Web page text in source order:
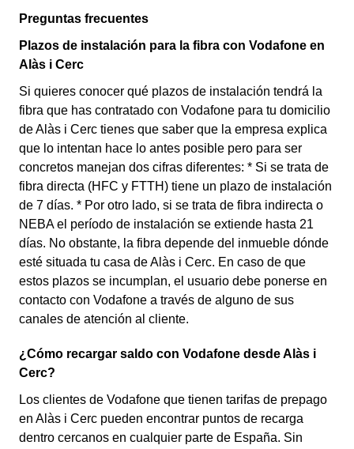
Preguntas frecuentes
Plazos de instalación para la fibra con Vodafone en
Alàs i Cerc
Si quieres conocer qué plazos de instalación tendrá la
fibra que has contratado con Vodafone para tu domicilio
de Alàs i Cerc tienes que saber que la empresa explica
que lo intentan hace lo antes posible pero para ser
concretos manejan dos cifras diferentes: * Si se trata de
fibra directa (HFC y FTTH) tiene un plazo de instalación
de 7 días. * Por otro lado, si se trata de fibra indirecta o
NEBA el período de instalación se extiende hasta 21
días. No obstante, la fibra depende del inmueble dónde
esté situada tu casa de Alàs i Cerc. En caso de que
estos plazos se incumplan, el usuario debe ponerse en
contacto con Vodafone a través de alguno de sus
canales de atención al cliente.
¿Cómo recargar saldo con Vodafone desde Alàs i
Cerc?
Los clientes de Vodafone que tienen tarifas de prepago
en Alàs i Cerc pueden encontrar puntos de recarga
dentro cercanos en cualquier parte de España. Sin